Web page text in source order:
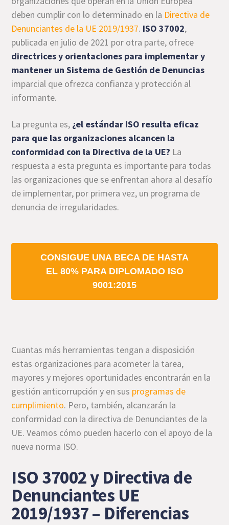
deben cumplir con lo determinado en la Directiva de
Denunciantes de la UE 2019/1937. ISO 37002,
publicada en julio de 2021 por otra parte, ofrece
directrices y orientaciones para implementar y
mantener un Sistema de Gestión de Denuncias
imparcial que ofrezca confianza y protección al
informante.
La pregunta es, ¿el estándar ISO resulta eficaz
para que las organizaciones alcancen la
conformidad con la Directiva de la UE? La
respuesta a esta pregunta es importante para todas
las organizaciones que se enfrentan ahora al desafío
de implementar, por primera vez, un programa de
denuncia de irregularidades.
CONSIGUE UNA BECA DE HASTA
EL 80% PARA DIPLOMADO ISO
9001:2015
Cuantas más herramientas tengan a disposición
estas organizaciones para acometer la tarea,
mayores y mejores oportunidades encontrarán en la
gestión anticorrupción y en sus programas de
cumplimiento. Pero, también, alcanzarán la
conformidad con la directiva de Denunciantes de la
UE. Veamos cómo pueden hacerlo con el apoyo de la
nueva norma ISO.
ISO 37002 y Directiva de
Denunciantes UE
2019/1937 – Diferencias